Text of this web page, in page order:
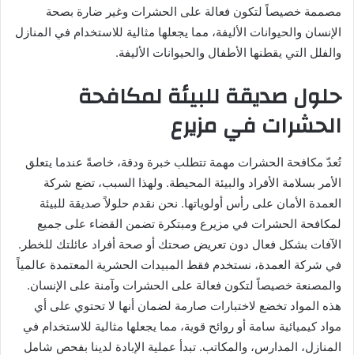
مصممة خصيصاً لتكون فعالة على الحشرات وغير ضارة بصحة
الإنسان والحيوانات الأليفة، مما يجعلها مثالية للاستخدام في المنازل
والفلل التي يقطنها الأطفال والحيوانات الأليفة.
حلول صديقة للبيئة لمكافحة
الحشرات في مزيرع
تُعدّ مكافحة الحشرات مهمة تتطلب خبرة ودقة، خاصةً عندما يتعلق
الأمر بسلامة الأفراد والبيئة المحيطة. ولهذا السبب، تضع شركة
العمدة الأمان على رأس أولوياتها. نحن نقدم حلولاً صديقة للبيئة
لمكافحة الحشرات في مزيرع ومبتكرة تضمن القضاء على جميع
الآفات بشكل فعال دون تعريض صحتك أو صحة أفراد عائلتك للخطر.
في شركة العمدة، نستخدم فقط المبيدات الحشرية المعتمدة عالمياً
والمصنعة خصيصاً لتكون فعالة على الحشرات وآمنة على الإنسان.
هذه المواد تخضع لاختبارات صارمة لضمان أنها لا تحتوي على أي
مواد كيميائية سامة أو روائح قوية، مما يجعلها مثالية للاستخدام في
المنازل، المدارس، والمكاتب. تبدأ عملية الإبادة لدينا بفحص شامل